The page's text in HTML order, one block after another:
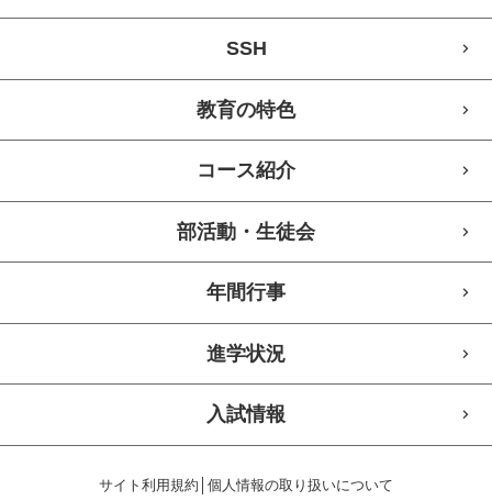
SSH
教育の特色
コース紹介
部活動・生徒会
年間行事
進学状況
入試情報
サイト利用規約 個人情報の取り扱いについて